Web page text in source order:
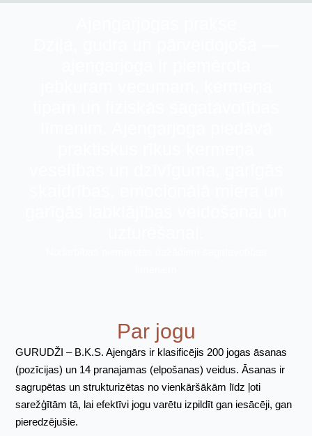
Par jogu
GURUDŽI – B.K.S. Ajengārs ir klasificējis 200 jogas āsanas
(pozīcijas) un 14 pranajamas (elpošanas) veidus. Āsanas ir
sagrupētas un strukturizētas no vienkāršākām līdz ļoti
sarežģītām tā, lai efektīvi jogu varētu izpildīt gan iesācēji, gan
pieredzējušie.